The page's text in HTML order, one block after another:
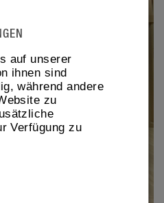
auf unserer
ihnen sind
während andere
zu
Verfügung zu